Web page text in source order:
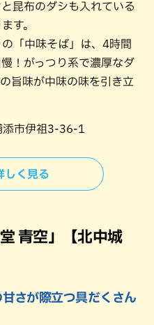
昆布のダシも入れている
す。
「中味そば」は、4時間
！がっつり系で濃厚なダ
旨味が中味の味を引き立
市伊祖3-36-1
しく見る
青空」【北中城
さが際立つ具だくさん